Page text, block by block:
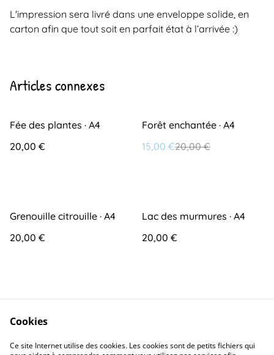
L'impression sera livré dans une enveloppe solide, en
carton afin que tout soit en parfait état à l’arrivée :)
Articles connexes
Fée des plantes · A4
20,00 €
%
Forêt enchantée · A4
15,00 €20,00 €
Grenouille citrouille · A4
20,00 €
Lac des murmures · A4
20,00 €
Contact Conditions générales
Cookies
Ce site Internet utilise des cookies. Les cookies sont de petits fichiers qui